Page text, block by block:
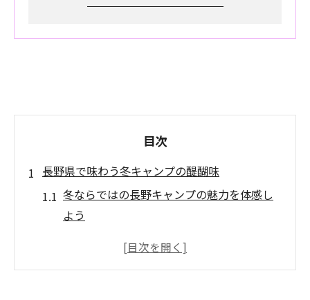
目次
長野県で味わう冬キャンプの醍醐味
冬ならではの長野キャンプの魅力を体感し
よう
雪景色が広がる長野で楽しむキャンプ体験